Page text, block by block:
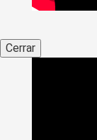
Cerrar